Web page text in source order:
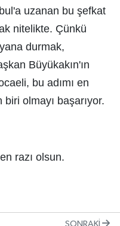
uzanan bu şefkat
nitelikte. Çünkü
durmak,
Büyükakın'ın
bu adımı en
olmayı başarıyor.
razı olsun.
SONRAKI